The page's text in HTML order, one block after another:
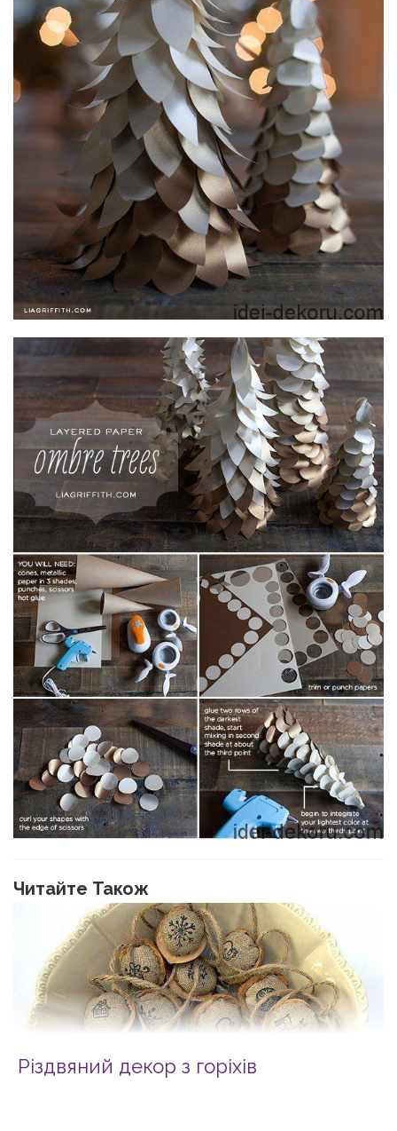
Читайте Також
Різдвяний декор з горіхів